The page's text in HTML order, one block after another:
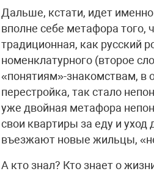
Дальше, кстати, идет
вполне себе метафора
традиционная, как русский
номенклатурного (второе
«понятиям»-знакомствам, в
перестройка, так стало
уже двойная метафора
свои квартиры за еду и
въезжают новые жильцы,
А кто знал? Кто знает о